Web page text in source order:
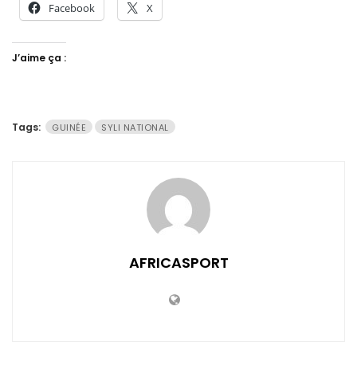
Facebook X
J’aime ça :
Tags: GUINÉE SYLI NATIONAL
AFRICASPORT